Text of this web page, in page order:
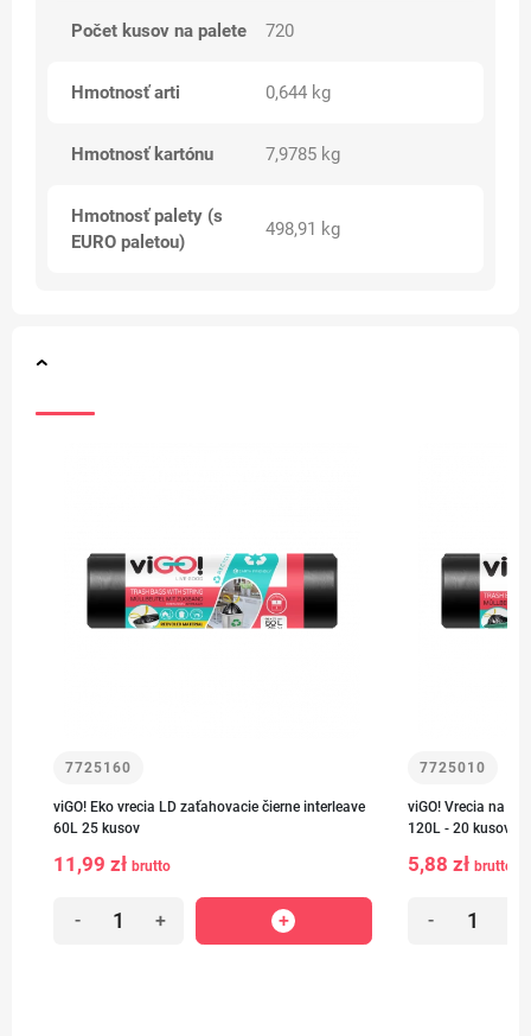
Počet kusov na palete 720
Hmotnosť arti 0,644 kg
Hmotnosť kartónu 7,9785 kg
Hmotnosť palety (s
EURO paletou)
498,91 kg
7725160
viGO! Eko vrecia LD zaťahovacie čierne interleave
60L 25 kusov
11,99 zł brutto
- +
7725010
viGO! Vrecia na
120L - 20 kusov
5,88 zł brutto
-